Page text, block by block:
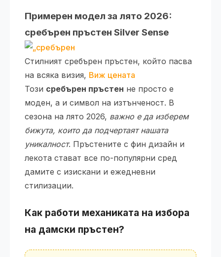
Примерен модел за лято 2026:
сребърен пръстен Silver Sense
Стилният сребърен пръстен, който пасва
на всяка визия, Виж цената
Този сребърен пръстен не просто е
моден, а и символ на изтънченост. В
сезона на лято 2026, важно е да изберем
бижута, които да подчертаят нашата
уникалност. Пръстените с фин дизайн и
лекота стават все по-популярни сред
дамите с изискани и ежедневни
стилизации.
Как работи механиката на избора
на дамски пръстен?